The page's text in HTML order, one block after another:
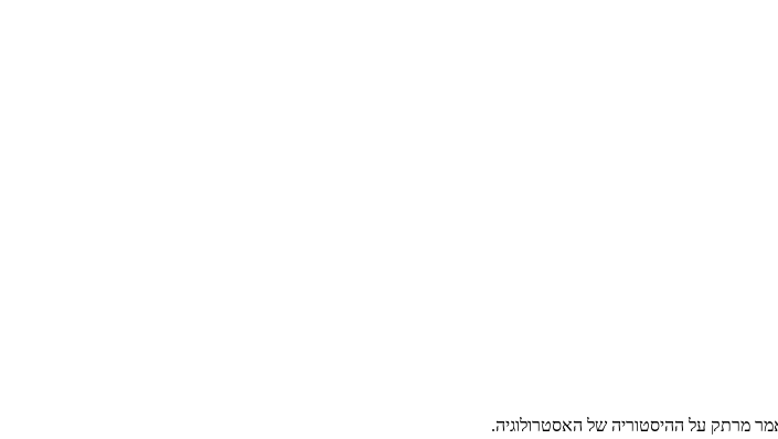
מרתק על ההיסטוריה של האסטרולוגיה.